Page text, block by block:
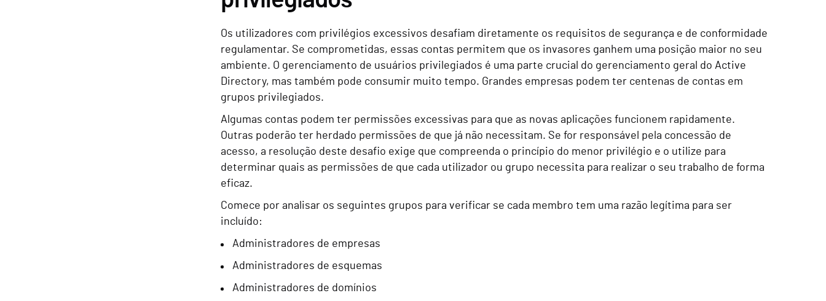
Os utilizadores com privilégios excessivos desafiam diretamente os requisitos de segurança e de conformidade
regulamentar. Se comprometidas, essas contas permitem que os invasores ganhem uma posição maior no seu
ambiente. O gerenciamento de usuários privilegiados é uma parte crucial do gerenciamento geral do Active
Directory, mas também pode consumir muito tempo. Grandes empresas podem ter centenas de contas em
grupos privilegiados.
Algumas contas podem ter permissões excessivas para que as novas aplicações funcionem rapidamente.
Outras poderão ter herdado permissões de que já não necessitam. Se for responsável pela concessão de
acesso, a resolução deste desafio exige que compreenda o princípio do menor privilégio e o utilize para
determinar quais as permissões de que cada utilizador ou grupo necessita para realizar o seu trabalho de forma
eficaz.
Comece por analisar os seguintes grupos para verificar se cada membro tem uma razão legítima para ser
incluído:
Administradores de empresas
Administradores de esquemas
Administradores de domínios